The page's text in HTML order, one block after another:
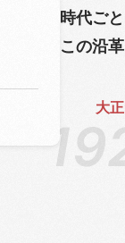
時代ご
この沿
大